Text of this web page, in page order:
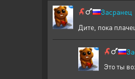
Засранец
Дите, пока
Это ты